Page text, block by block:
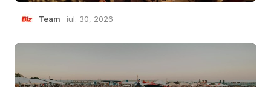
Team iul. 30, 2026